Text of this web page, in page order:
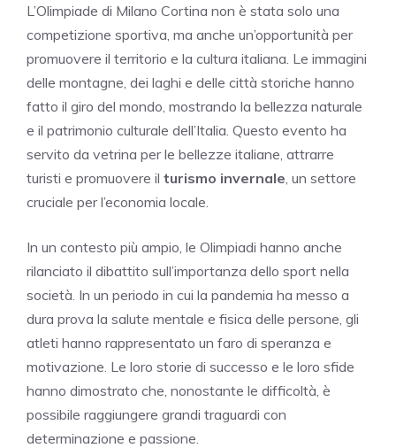
L’Olimpiade di Milano Cortina non è stata solo una
competizione sportiva, ma anche un’opportunità per
promuovere il territorio e la cultura italiana. Le immagini
delle montagne, dei laghi e delle città storiche hanno
fatto il giro del mondo, mostrando la bellezza naturale
e il patrimonio culturale dell’Italia. Questo evento ha
servito da vetrina per le bellezze italiane, attrarre
turisti e promuovere il turismo invernale , un settore
cruciale per l’economia locale.
In un contesto più ampio, le Olimpiadi hanno anche
rilanciato il dibattito sull’importanza dello sport nella
società. In un periodo in cui la pandemia ha messo a
dura prova la salute mentale e fisica delle persone, gli
atleti hanno rappresentato un faro di speranza e
motivazione. Le loro storie di successo e le loro sfide
hanno dimostrato che, nonostante le difficoltà, è
possibile raggiungere grandi traguardi con
determinazione e passione.